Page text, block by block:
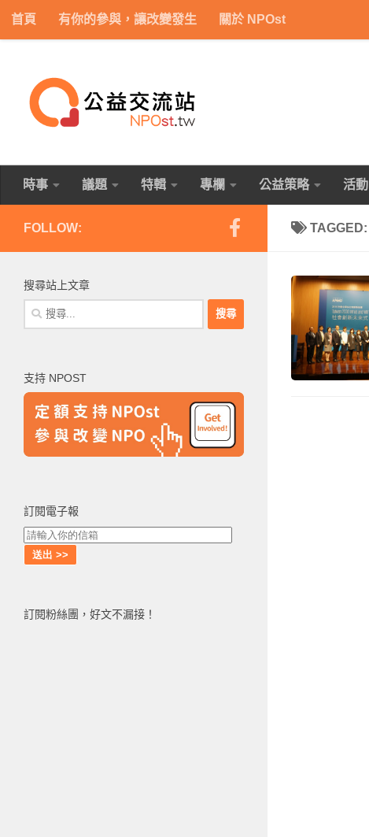
Skip to content
首頁 有你的參與，讓改變發生 關於 NPOst
時事 議題 特輯 專欄 公益策略 活動
TAGGED:
FOLLOW:
搜尋站上文章
搜
尋
字:
支持 NPOST
訂閱電子報
訂閱粉絲團，好文不漏接！